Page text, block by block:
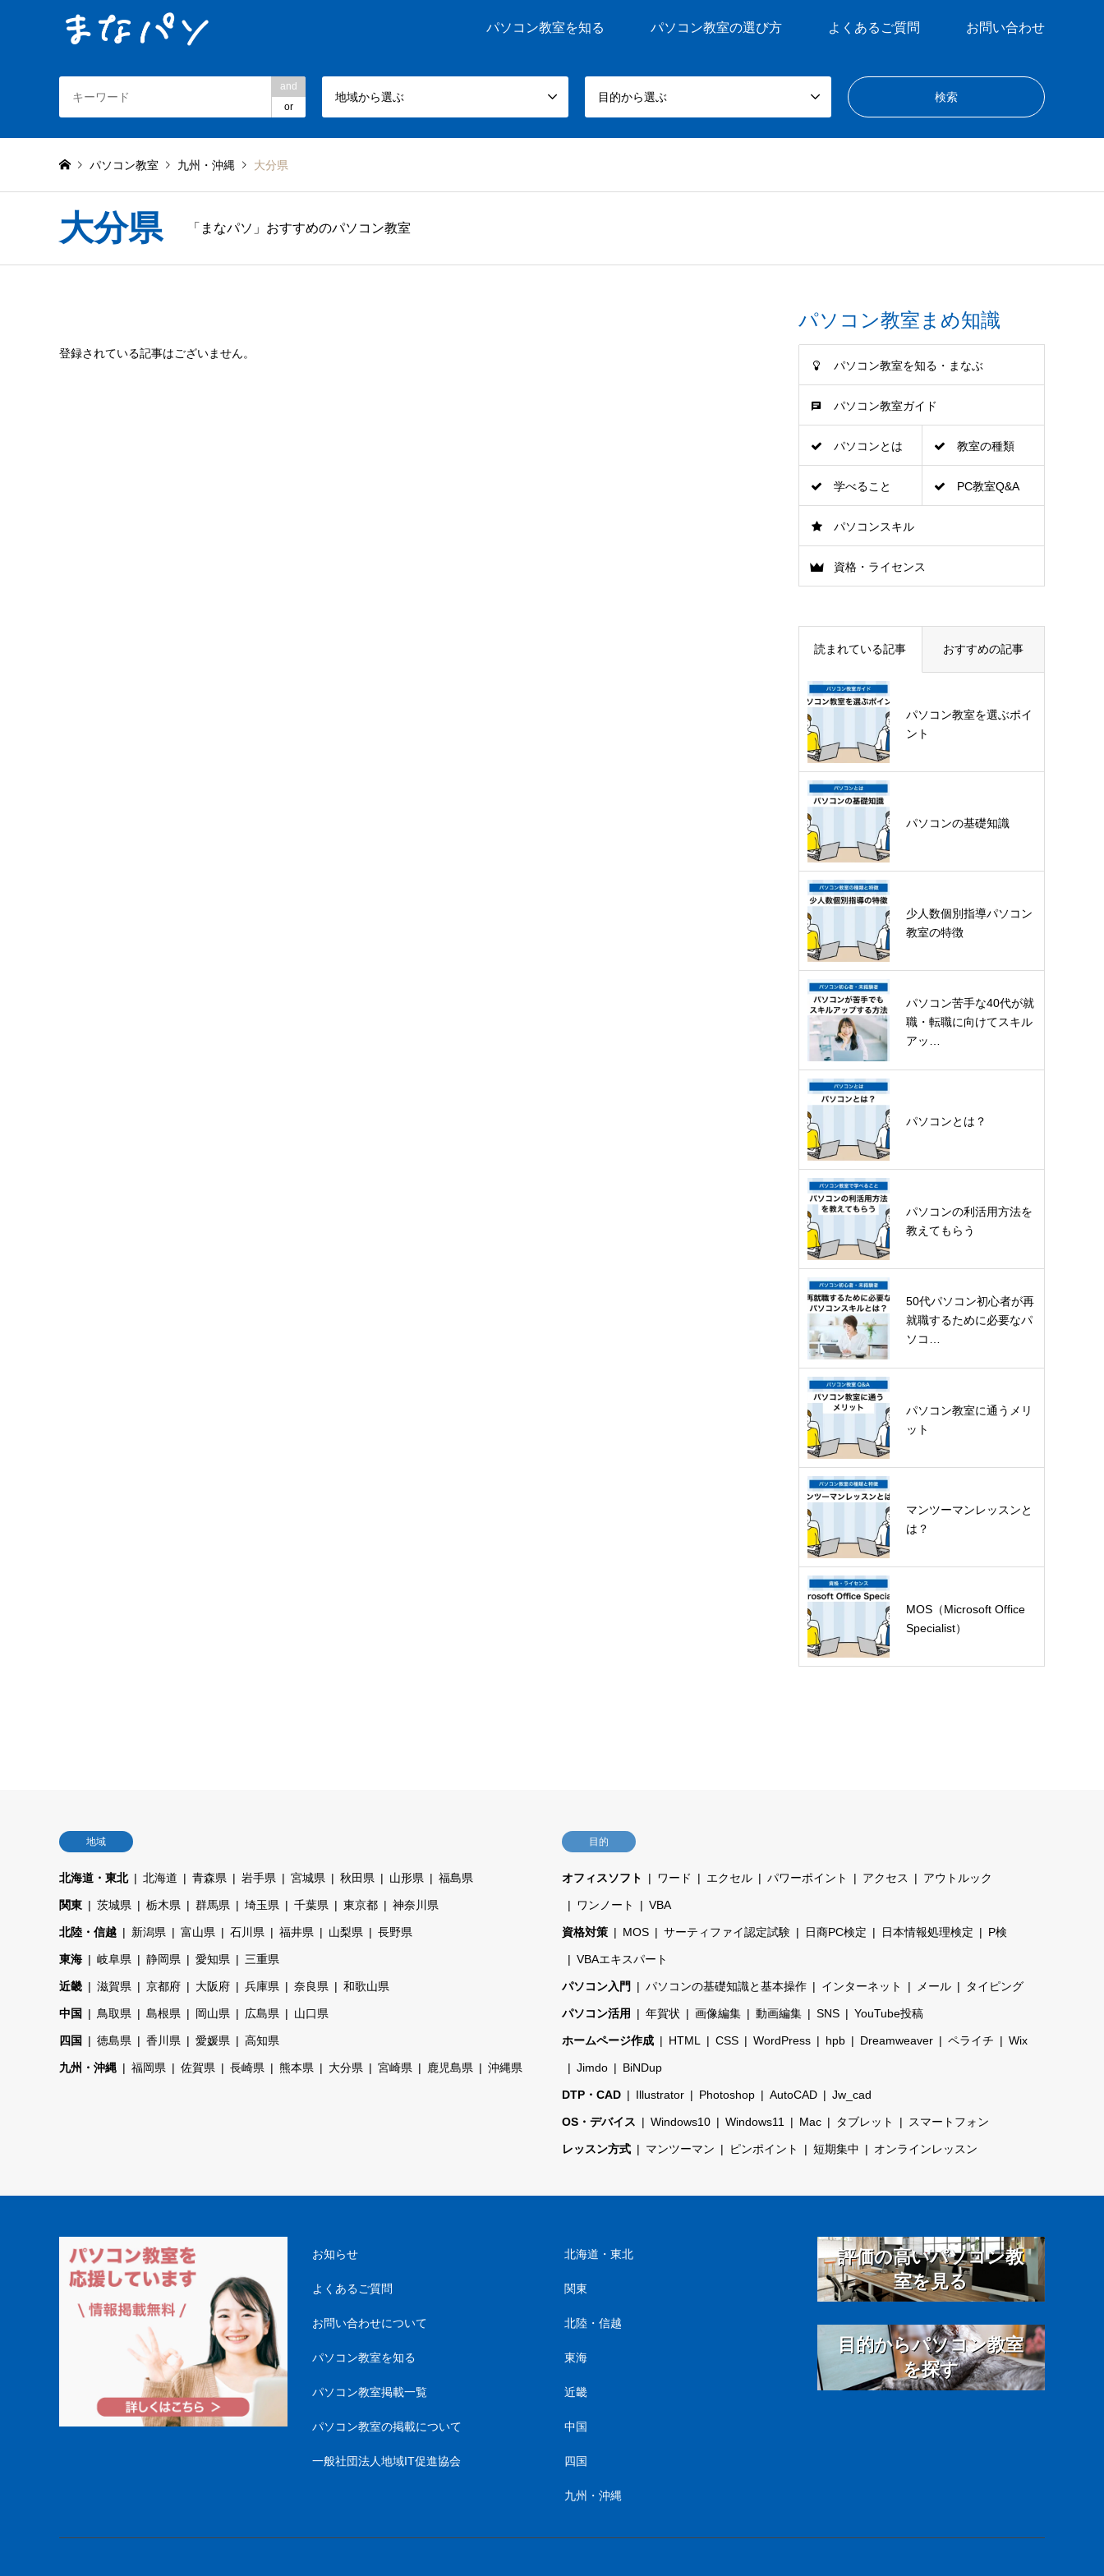
パソコン教室を知る パソコン教室の選び方 よくあるご質問 お問い合わせ
and
or
地域から選ぶ 目的から選ぶ
パソコン教室 九州・沖縄 大分県
大分県 「まなパソ」おすすめのパソコン教室
登録されている記事はございません。
パソコン教室まめ知識
パソコン教室を知る・まなぶ
パソコン教室ガイド
パソコンとは 教室の種類
学べること PC教室Q&A
パソコンスキル
資格・ライセンス
読まれている記事 おすすめの記事
パソコン教室を選ぶポイ
ント
パソコンの基礎知識
少人数個別指導パソコン
教室の特徴
パソコン苦手な40代が就
職・転職に向けてスキル
アッ…
パソコンとは？
パソコンの利活用方法を
教えてもらう
50代パソコン初心者が再
就職するために必要なパ
ソコ…
パソコン教室に通うメリ
ット
マンツーマンレッスンと
は？
MOS（Microsoft Office
Specialist）
地域
北海道・東北 北海道 青森県 岩手県 宮城県 秋田県 山形県 福島県
関東 茨城県 栃木県 群馬県 埼玉県 千葉県 東京都 神奈川県
北陸・信越 新潟県 富山県 石川県 福井県 山梨県 長野県
東海 岐阜県 静岡県 愛知県 三重県
近畿 滋賀県 京都府 大阪府 兵庫県 奈良県 和歌山県
中国 鳥取県 島根県 岡山県 広島県 山口県
四国 徳島県 香川県 愛媛県 高知県
九州・沖縄 福岡県 佐賀県 長崎県 熊本県 大分県 宮崎県 鹿児島県 沖縄県
目的
オフィスソフト ワード エクセル パワーポイント アクセス アウトルック
ワンノート VBA
資格対策 MOS サーティファイ認定試験 日商PC検定 日本情報処理検定 P検
VBAエキスパート
パソコン入門 パソコンの基礎知識と基本操作 インターネット メール タイピング
パソコン活用 年賀状 画像編集 動画編集 SNS YouTube投稿
ホームページ作成 HTML CSS WordPress hpb Dreamweaver ペライチ Wix
Jimdo BiNDup
DTP・CAD Illustrator Photoshop AutoCAD Jw_cad
OS・デバイス Windows10 Windows11 Mac タブレット スマートフォン
レッスン方式 マンツーマン ピンポイント 短期集中 オンラインレッスン
お知らせ
よくあるご質問
お問い合わせについて
パソコン教室を知る
パソコン教室掲載一覧
パソコン教室の掲載について
一般社団法人地域IT促進協会
北海道・東北
関東
北陸・信越
東海
近畿
中国
四国
九州・沖縄
評価の高いパソコン教
室を見る
目的からパソコン教室
を探す